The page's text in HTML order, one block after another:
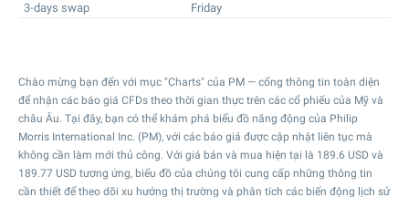
3-days swap
Friday
Chào mừng bạn đến với mục "Charts" của PM — cổng thông tin toàn diện
để nhận các báo giá CFDs theo thời gian thực trên các cổ phiếu của Mỹ và
châu Âu. Tại đây, bạn có thể khám phá biểu đồ năng động của Philip
Morris International Inc. (PM), với các báo giá được cập nhật liên tục mà
không cần làm mới thủ công. Với giá bán và mua hiện tại là 189.6 USD và
189.77 USD tương ứng, biểu đồ của chúng tôi cung cấp những thông tin
cần thiết để theo dõi xu hướng thị trường và phân tích các biến động lịch sử